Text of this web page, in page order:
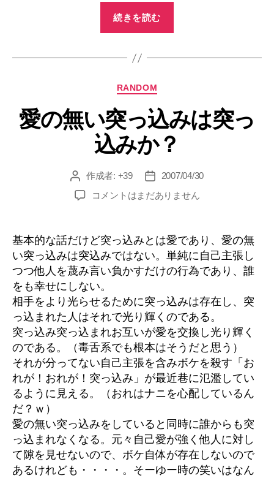
続きを読む
ッ
験
記
#2”
カ
リ
ー
RANDOM
愛の無い突っ込みは突っ
込みか？
投
稿
者
作成者: +39
投
稿
日
2007/04/30
愛
い
突
っ
込
み
は
突
っ
込
み
か？
へ
の
コメントはまだありません
基本的な話だけど突っ込みとは愛であり、愛の無
い突っ込みは突込みではない。単純に自己主張し
つつ他人を蔑み言い負かすだけの行為であり、誰
をも幸せにしない。
相手をより光らせるために突っ込みは存在し、突
っ込まれた人はそれで光り輝くのである。
突っ込み突っ込まれお互いが愛を交換し光り輝く
のである。（毒舌系でも根本はそうだと思う）
それが分ってない自己主張を含みボケを殺す「お
れが！おれが！突っ込み」が最近巷に氾濫してい
るように見える。（おれはナニを心配しているん
だ？ｗ）
愛の無い突っ込みをしていると同時に誰からも突
っ込まれなくなる。元々自己愛が強く他人に対し
て隙を見せないので、ボケ自体が存在しないので
あるけれども・・・・。そーゆー時の笑いはなん